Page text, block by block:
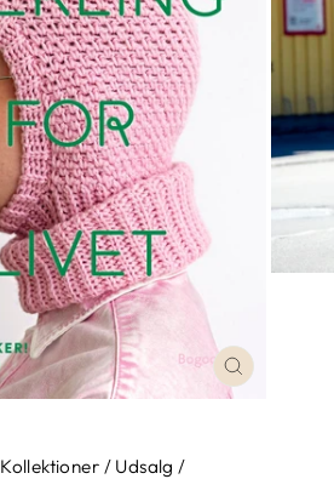
LUK
Kollektioner / Udsalg /